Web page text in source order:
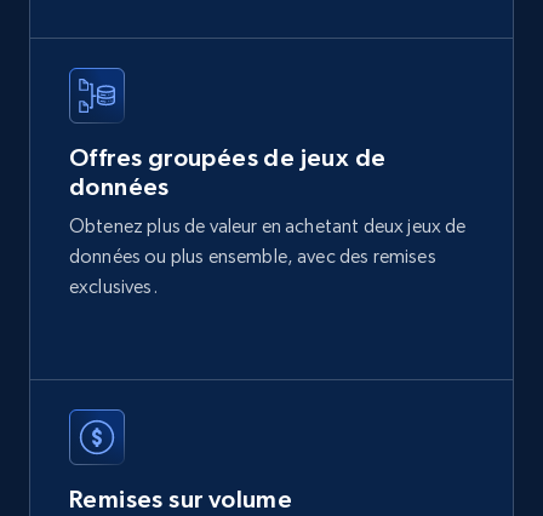
2.1K+
Etsy
URL, Product id, Listing inventory id, Title, Rating,
Reviews count shop, Reviews count item, Initial
price, and more.
1.9K+
Offres groupées de jeux de
données
Obtenez plus de valeur en achetant deux jeux de
données ou plus ensemble, avec des remises
exclusives.
Remises sur volume